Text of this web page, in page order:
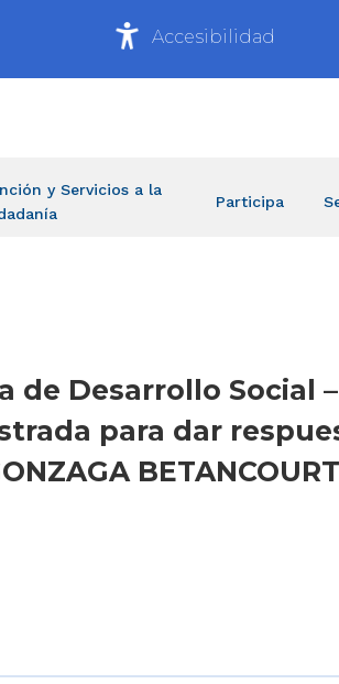
Accesibilidad
y Servicios a la
Participa
de Desarrollo Social
para dar